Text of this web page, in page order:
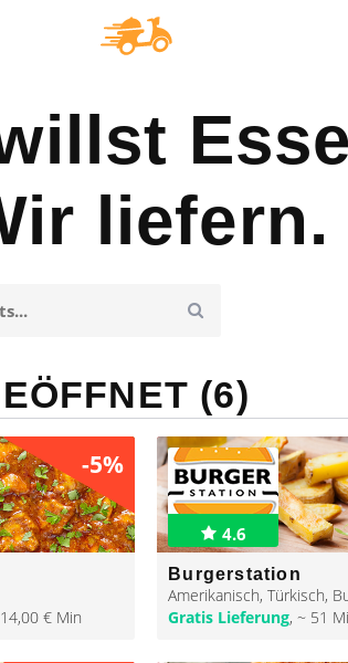
liefern.
(6)
-5%
14,00 € Min
4.6
Burgerstation
Amerikanisch,Türkisch,
Gratis Lieferung,~ 51